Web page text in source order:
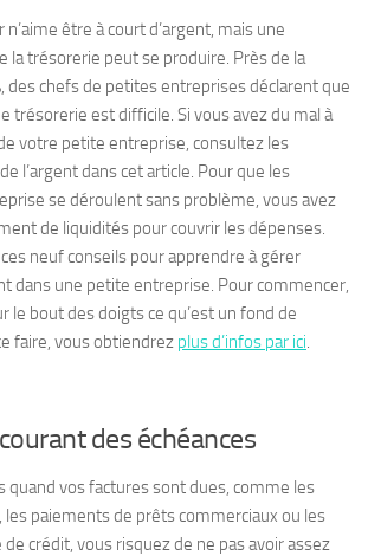
être à court d’argent, mais une
la trésorerie peut se produire. Près de la
des chefs de petites entreprises déclarent que
trésorerie est difficile. Si vous avez du mal à
votre petite entreprise, consultez les
l’argent dans cet article. Pour que les
se déroulent sans problème, vous avez
de liquidités pour couvrir les dépenses.
neuf conseils pour apprendre à gérer
dans une petite entreprise. Pour commencer,
le bout des doigts ce qu’est un fond de
faire, vous obtiendrez plus d’infos par ici.
des échéances
quand vos factures sont dues, comme les
paiements de prêts commerciaux ou les
crédit, vous risquez de ne pas avoir assez